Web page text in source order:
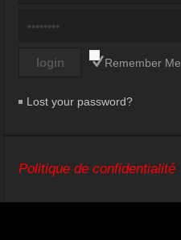
Remember Me
Lost your password?
Politique de confidentialité